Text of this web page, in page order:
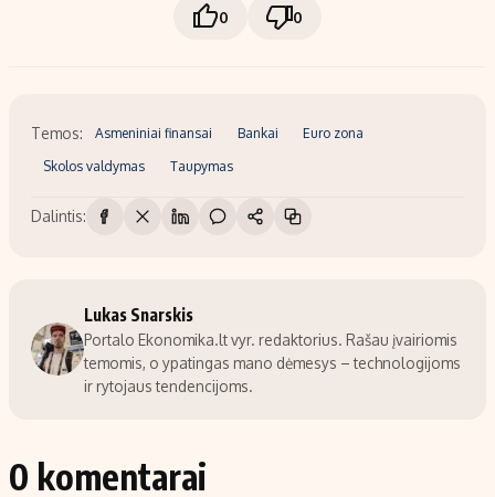
0 0
Temos: Asmeniniai finansai Bankai Euro zona
Skolos valdymas Taupymas
Dalintis:
Lukas Snarskis
Portalo Ekonomika.lt vyr. redaktorius. Rašau įvairiomis
temomis, o ypatingas mano dėmesys – technologijoms
ir rytojaus tendencijoms.
0 komentarai